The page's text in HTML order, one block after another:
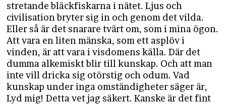
stretande bläckfiskarna i nätet. Ljus och
civilisation bryter sig in och genom det vilda.
Eller så är det snarare tvärt om, som i mina ögon.
Att vara en liten mänska, som ett asplöv i
vinden, är att vara i visdomens källa. Där det
dumma alkemiskt blir till kunskap. Och att man
inte vill dricka sig otörstig och odum. Vad
kunskap under inga omständigheter säger är,
Lyd mig! Detta vet jag säkert. Kanske är det fint